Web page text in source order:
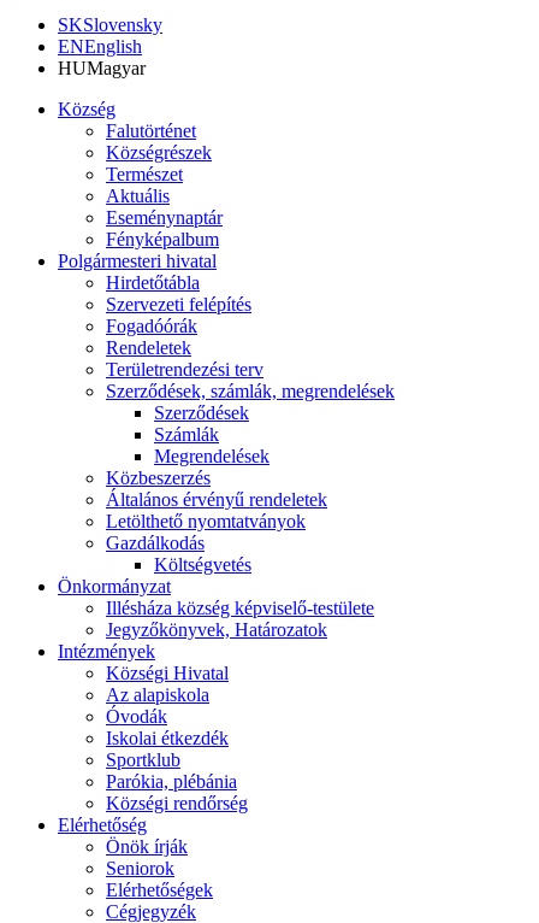
SKSlovensky
ENEnglish
HUMagyar
Község
Falutörténet
Községrészek
Természet
Aktuális
Eseménynaptár
Fényképalbum
Polgármesteri hivatal
Hirdetőtábla
Szervezeti felépítés
Fogadóórák
Rendeletek
Területrendezési terv
Szerződések, számlák, megrendelések
Szerződések
Számlák
Megrendelések
Közbeszerzés
Általános érvényű rendeletek
Letölthető nyomtatványok
Gazdálkodás
Költségvetés
Önkormányzat
Illésháza község képviselő-testülete
Jegyzőkönyvek, Határozatok
Intézmények
Községi Hivatal
Az alapiskola
Óvodák
Iskolai étkezdék
Sportklub
Parókia, plébánia
Községi rendőrség
Elérhetőség
Önök írják
Seniorok
Elérhetőségek
Cégjegyzék